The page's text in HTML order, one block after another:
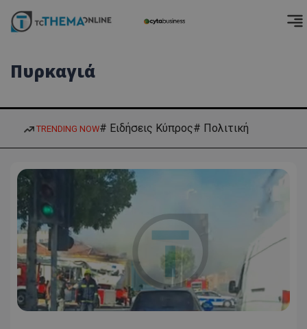
Πυρκαγιά
TRENDING NOW# Ειδήσεις Κύπρος# Πολιτική